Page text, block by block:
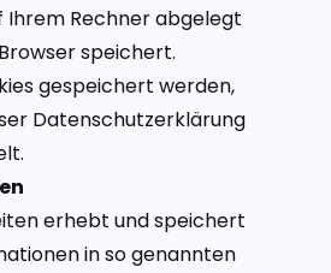
Ihrem Rechner abgelegt
speichert.
gespeichert werden,
Datenschutzerklärung
erhebt und speichert
in so genannten